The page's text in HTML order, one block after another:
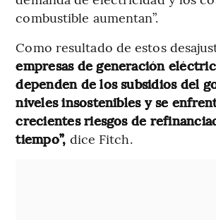
combustible aumentan”.
Como resultado de estos
empresas de generación
dependen de los subsidios del
niveles insostenibles y se
crecientes riesgos de
tiempo”, dice Fitch.